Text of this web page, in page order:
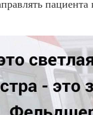
пациента